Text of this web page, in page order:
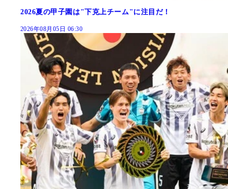
2026夏の甲子園は"下克上チーム"に注目だ！
2026年08月05日 06:30